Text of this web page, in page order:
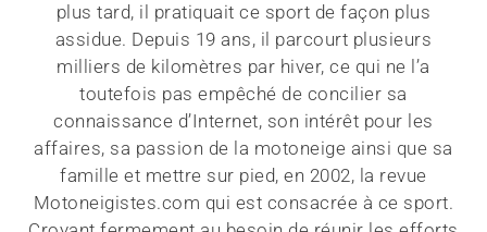
plus tard, il pratiquait ce sport de façon plus
assidue. Depuis 19 ans, il parcourt plusieurs
milliers de kilomètres par hiver, ce qui ne l’a
toutefois pas empêché de concilier sa
connaissance d’Internet, son intérêt pour les
affaires, sa passion de la motoneige ainsi que sa
famille et mettre sur pied, en 2002, la revue
Motoneigistes.com qui est consacrée à ce sport.